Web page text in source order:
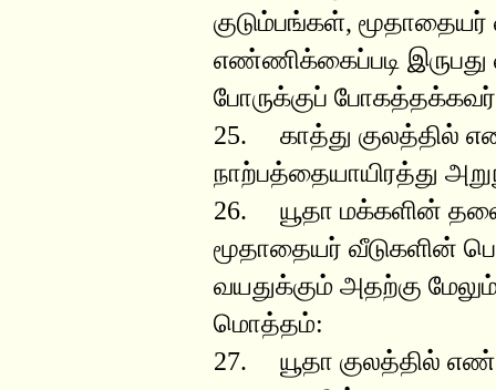
குடும்பங்கள்,
எண்ணிக்கைப்படி இருபது
போருக்குப்
25. காத்து குலத்தில்
நாற்பத்தையாயிரத்து
26. யூதா மக்களின்
மூதாதையர் வீடுகளின்
வயதுக்கும் அதற்கு
மொத்தம்:
27. யூதா குலத்தில்